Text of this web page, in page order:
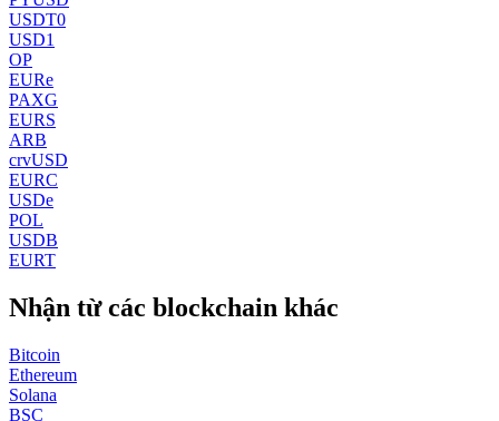
USDT0
USD1
OP
EURe
PAXG
EURS
ARB
crvUSD
EURC
USDe
POL
USDB
EURT
Nhận từ các blockchain khác
Bitcoin
Ethereum
Solana
BSC